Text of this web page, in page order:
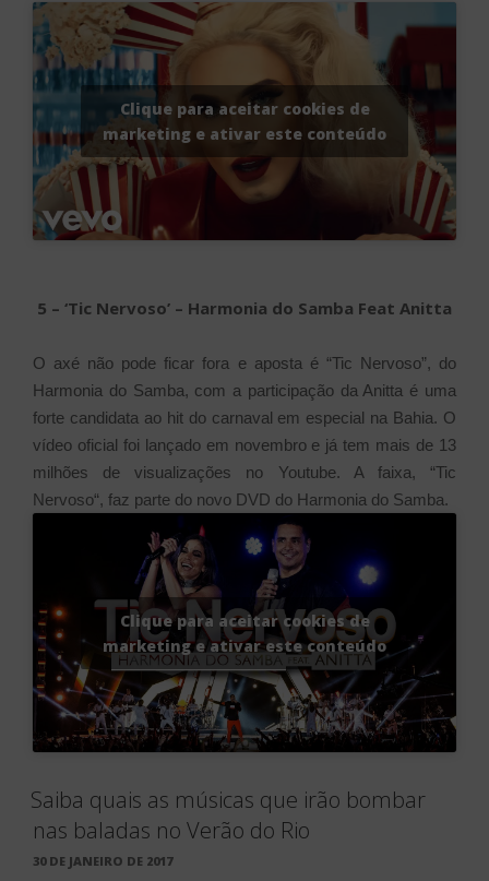
Clique para aceitar cookies de
marketing e ativar este conteúdo
5 – ‘Tic Nervoso’ – Harmonia do Samba Feat Anitta
O axé não pode ficar fora e aposta é “Tic Nervoso”, do
Harmonia do Samba, com a participação da Anitta é uma
forte candidata ao hit do carnaval em especial na Bahia. O
vídeo oficial foi lançado em novembro e já tem mais de 13
milhões de visualizações no Youtube. A faixa, “Tic
Nervoso“, faz parte do novo DVD do Harmonia do Samba.
Clique para aceitar cookies de
marketing e ativar este conteúdo
Saiba quais as músicas que irão bombar
nas baladas no Verão do Rio
PUBLICADO
30 DE JANEIRO DE 2017